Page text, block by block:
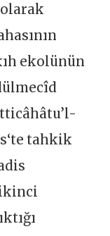
ekolünün
tahkik
ikinci